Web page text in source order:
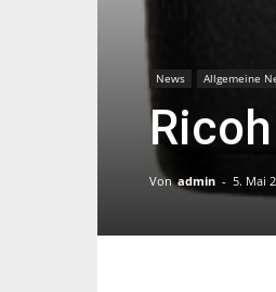
News Allgemeine
Von admin - 5. Mai